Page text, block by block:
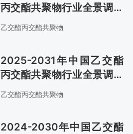
丙交酯共聚物行业全景调查
与战略咨询报告
乙交酯丙交酯共聚物
2025-2031年中国乙交酯
丙交酯共聚物行业全景调研
及投资策略报告
乙交酯丙交酯共聚物
2024-2030年中国乙交酯